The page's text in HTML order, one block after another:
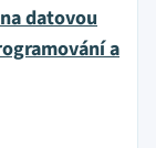
datovou
a